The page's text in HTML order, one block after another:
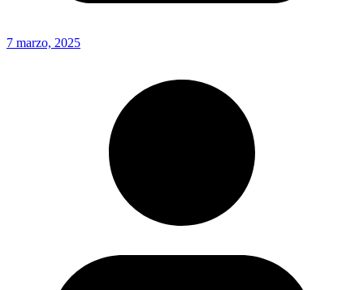
7 marzo, 2025